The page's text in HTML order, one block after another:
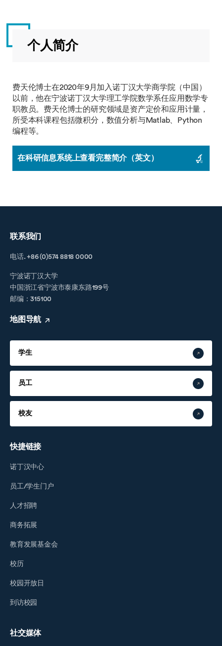
个人简介
费天伦博士在2020年9月加入诺丁汉大学商学院（中国）
以前，他在宁波诺丁汉大学理工学院数学系任应用数学专
职教员。费天伦博士的研究领域是资产定价和应用计量，
所受本科课程包括微积分，数值分析与Matlab、Python
编程等。
在科研信息系统上查看完整简介（英文）
联系我们
电话. +86 (0)574 8818 0000
宁波诺丁汉大学
中国浙江省宁波市泰康东路199号
邮编：315100
地图导航
学生
员工
校友
快捷链接
诺丁汉中心
员工/学生门户
人才招聘
商务拓展
教育发展基金会
校历
校园开放日
到访校园
社交媒体